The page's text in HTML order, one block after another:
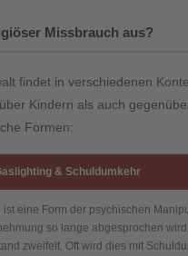
Missbrauch aus?
findet in verschiedenen
Kindern als auch
Formen:
& Schuldumkehr
ist eine Form der psychischen
so lange abgesprochen
zweifelt. Oft wird dies mit